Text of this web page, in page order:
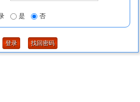
是 否